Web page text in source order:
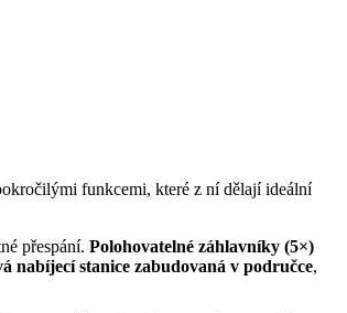
funkcemi, které z ní dělají ideální
přespání. Polohovatelné záhlavníky (5×)
nabíjecí stanice zabudovaná v područce,